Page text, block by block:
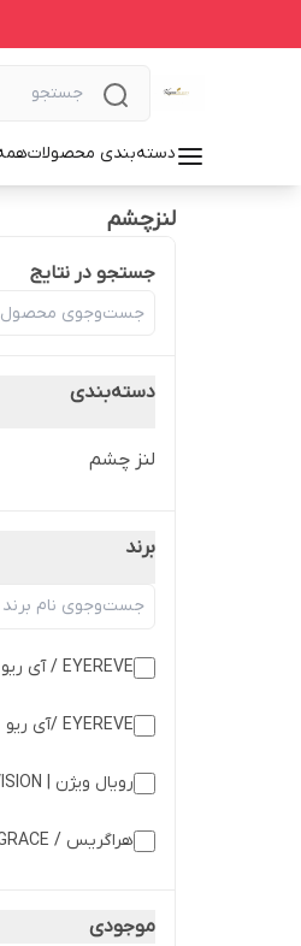
دسته‌بندی محصولات
لنزچشم
جستجو در نتایج
دسته‌بندی
لنز چشم
برند
EYEREVE / آی ریو
EYEREVE /آی ریو
رویال ویژن | ROYAL VISION
هراگریس / HERA GRACE
موجودی